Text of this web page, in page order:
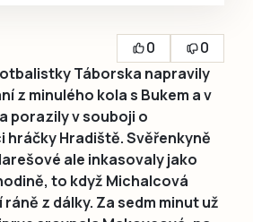
0
0
Táborska napravily
z minulého kola s Bukem a v
porazily v souboji o
Hradiště. Svěřenkyně
ale inkasovaly jako
to když Michalcová
z dálky. Za sedm minut už